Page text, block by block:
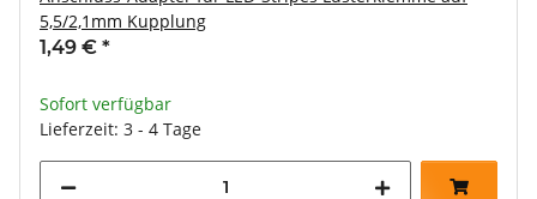
5,5/2,1mm Kupplung
1,49 € *
Sofort verfügbar
Lieferzeit: 3 - 4 Tage